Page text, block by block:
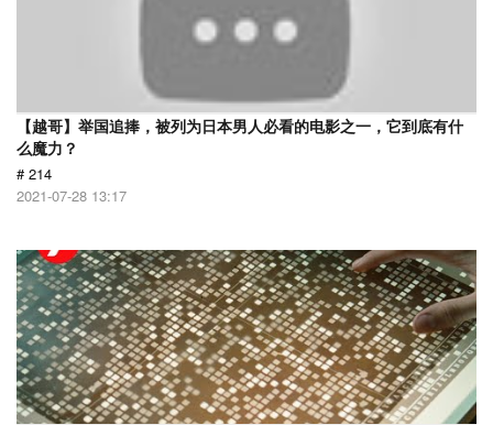
【越哥】举国追捧，被列为日本男人必看的电影之一，它到底有什
么魔力？
# 214
2021-07-28 13:17